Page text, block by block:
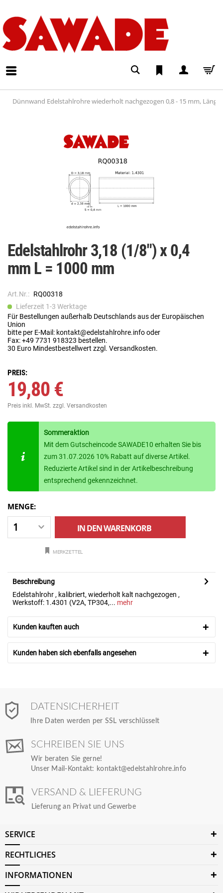
Dünnwand Edelstahlrohre wiederholt nachgezogen 0,8 - 15 mm, Länge
Edelstahlrohr 3,18 (1/8") x 0,4
mm L = 1000 mm
Art.Nr.: RQ00318
Lieferzeit 1-3 Werktage
Für Bestellungen außerhalb Deutschlands aus der Europäischen
Union
bitte per E-Mail: kontakt@edelstahlrohre.info oder
Fax: +49 7731 918323 bestellen.
30 Euro Mindestbestellwert zzgl. Versandkosten.
PREIS:
19,80 €
Preis inkl. MwSt. zzgl. Versandkosten
Sommeraktion
Mit dem Gutscheincode SAWADE10 erhalten Sie bis
zum 31.07.2026 10% Rabatt auf diverse Artikel.
Reduzierte Artikel sind in der Artikelbeschreibung
entsprechend gekennzeichnet.
MENGE:
IN DENWARENKORB
MERKZETTEL
Beschreibung
Edelstahlrohr , kalibriert, wiederholt kalt nachgezogen ,
Werkstoff: 1.4301 (V2A, TP304,... mehr
Kunden kauften auch
Kunden haben sich ebenfalls angesehen
DATENSICHERHEIT
Ihre Daten werden per SSL verschlüsselt
SCHREIBEN SIE UNS
Wir beraten Sie gerne!
Unser Mail-Kontakt: kontakt@edelstahlrohre.info
VERSAND & LIEFERUNG
Lieferung an Privat und Gewerbe
SERVICE
RECHTLICHES
INFORMATIONEN